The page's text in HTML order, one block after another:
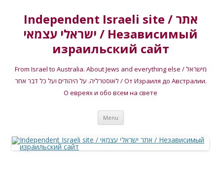
Independent Israeli site / אתר
ישראלי עצמאי / Независимый
израильский сайт
From Israel to Australia. About Jews and everything else / מישראל
לאוסטרליה. על היהודים ועל כל דבר אחר / От Израиля до Австралии.
О евреях и обо всем на свете
Menu Skip
content